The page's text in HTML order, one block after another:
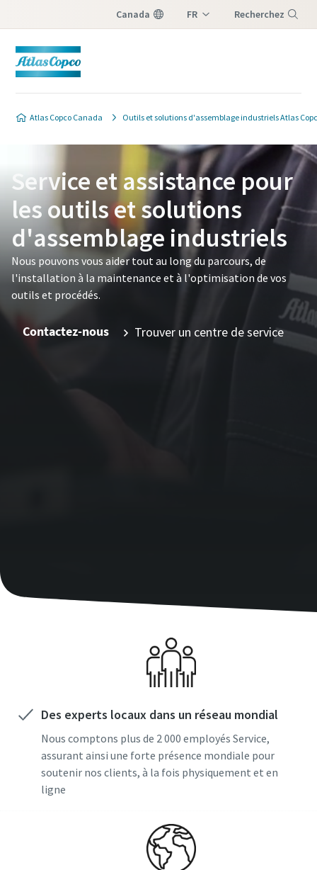
Canada FR Recherchez
Atlas Copco Canada Outils et solutions d'assemblage industriels Atlas
Faites étalonner vos outils dès maintenant !
Service et assistance pour
les outils et solutions
d'assemblage industriels
Nous pouvons vous aider tout au long du parcours, de
l'installation à la maintenance et à l'optimisation de vos
outils et procédés.
Contactez-nous Trouver un centre de service
Des experts locaux dans un réseau mondial
Nous comptons plus de 2 000 employés Service,
assurant ainsi une forte présence mondiale pour
soutenir nos clients, à la fois physiquement et en
ligne